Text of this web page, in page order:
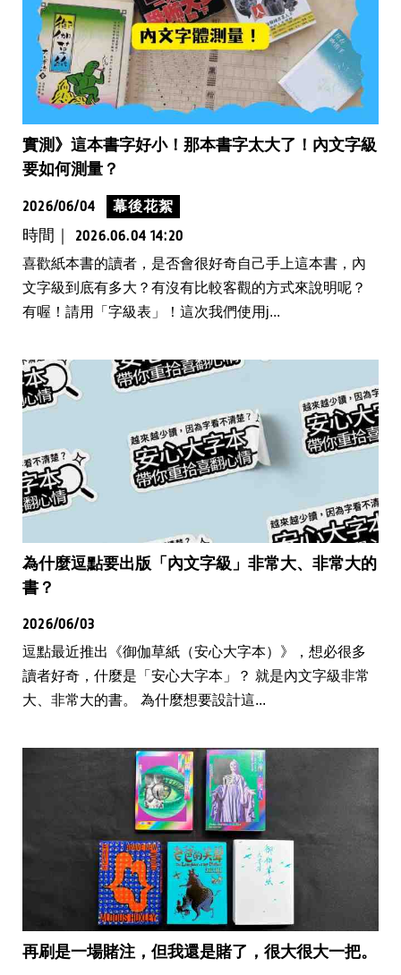
實測》這本書字好小！那本書字太大了！內文字級
要如何測量？
2026/06/04 幕後花絮
時間｜ 2026.06.04 14:20
喜歡紙本書的讀者，是否會很好奇自己手上這本書，內
文字級到底有多大？有沒有比較客觀的方式來說明呢？
有喔！請用「字級表」！這次我們使用j...
為什麼逗點要出版「內文字級」非常大、非常大的
書？
2026/06/03
逗點最近推出《御伽草紙（安心大字本）》，想必很多
讀者好奇，什麼是「安心大字本」？ 就是內文字級非常
大、非常大的書。 為什麼想要設計這...
再刷是一場賭注，但我還是賭了，很大很大一把。